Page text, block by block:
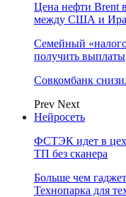
Цена нефти Brent
между США и
Семейный
получить выплаты
Совкомбанк
Prev Next
Нейросеть
ФСТЭК идет в
ТП без сканера
Больше чем
Технопарка для